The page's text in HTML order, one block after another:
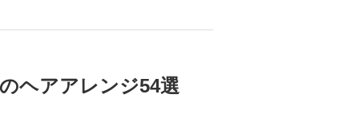
ヘアアレンジ54選